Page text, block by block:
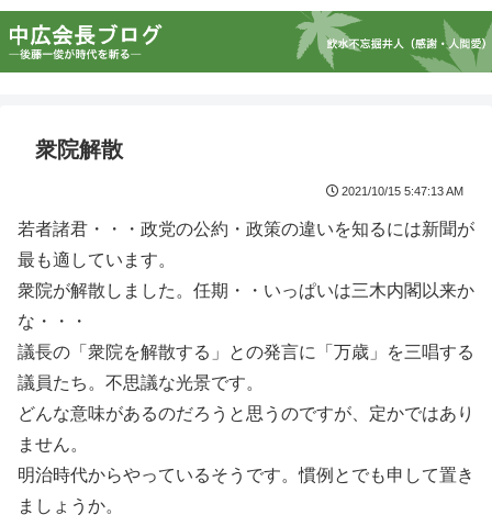
衆院解散
2021/10/15 5:47:13 AM
若者諸君・・・政党の公約・政策の違いを知るには新聞が
最も適しています。
衆院が解散しました。任期・・いっぱいは三木内閣以来か
な・・・
議長の「衆院を解散する」との発言に「万歳」を三唱する
議員たち。不思議な光景です。
どんな意味があるのだろうと思うのですが、定かではあり
ません。
明治時代からやっているそうです。慣例とでも申して置き
ましょうか。